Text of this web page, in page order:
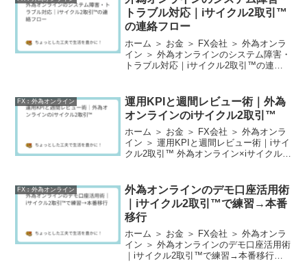
トラブル対応｜iサイクル2取引™
の連絡フロー
ホーム ＞ お金 ＞ FX会社 ＞ 外為オンラ
イン ＞ 外為オンラインのシステム障害・
トラブル対応｜iサイクル2取引™の連絡
取引™運用中に、発注不能・約定遅延...
FX︰外為オンライン
運用KPIと週間レビュー術｜外為
オンラインのiサイクル2取引™
ホーム ＞ お金 ＞ FX会社 ＞ 外為オンラ
イン ＞ 運用KPIと週間レビュー術｜iサイ
クル2取引™ 外為オンライン×iサイクル2
は週単位でブレる一方、最大DD・実...
FX︰外為オンライン
外為オンラインのデモ口座活用術
｜iサイクル2取引™で練習→本番
移行
ホーム ＞ お金 ＞ FX会社 ＞ 外為オンラ
イン ＞ 外為オンラインのデモ口座活用術
｜iサイクル2取引™で練習→本番移行